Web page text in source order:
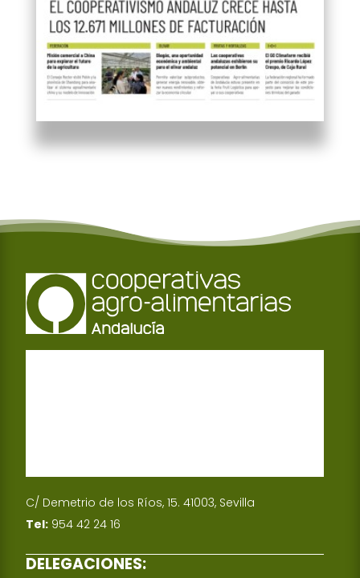
C/ Demetrio de los Ríos, 15. 41003, Sevilla
Tel: 954 42 24 16
DELEGACIONES: